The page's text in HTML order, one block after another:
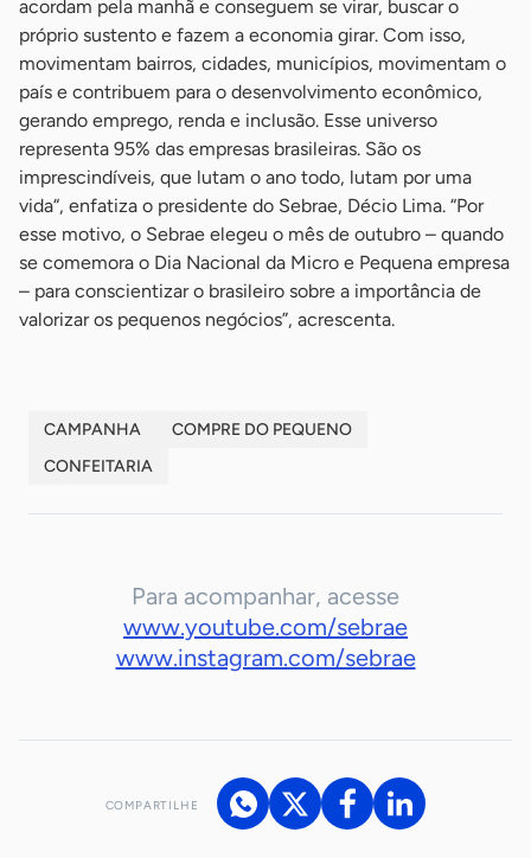
acordam pela manhã e conseguem se virar, buscar o
próprio sustento e fazem a economia girar. Com isso,
movimentam bairros, cidades, municípios, movimentam o
país e contribuem para o desenvolvimento econômico,
gerando emprego, renda e inclusão. Esse universo
representa 95% das empresas brasileiras. São os
imprescindíveis, que lutam o ano todo, lutam por uma
vida“, enfatiza o presidente do Sebrae, Décio Lima. “Por
esse motivo, o Sebrae elegeu o mês de outubro – quando
se comemora o Dia Nacional da Micro e Pequena empresa
– para conscientizar o brasileiro sobre a importância de
valorizar os pequenos negócios”, acrescenta.
CAMPANHA
COMPRE DO PEQUENO
CONFEITARIA
Para acompanhar, acesse
www.youtube.com/sebrae
www.instagram.com/sebrae
COMPARTILHE